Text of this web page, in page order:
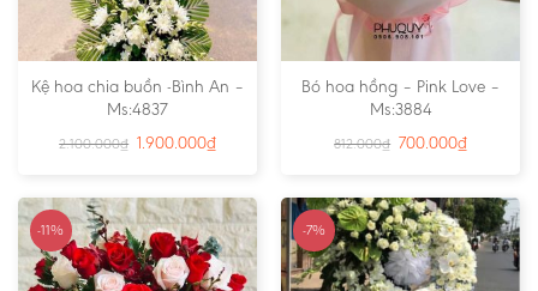
Kệ hoa chia buồn -Bình An –
Ms:4837
2.100.000₫ 1.900.000₫
Bó hoa hồng – Pink Love –
Ms:3884
812.000₫ 700.000₫
-11% -7%